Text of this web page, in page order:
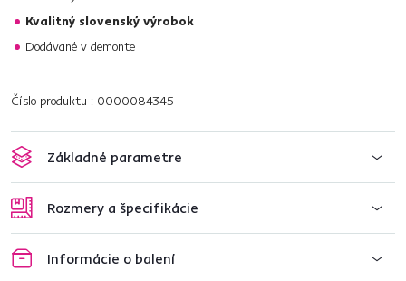
Kvalitný slovenský výrobok
Dodávané v demonte
Číslo produktu : 0000084345
Základné parametre
Rozmery a špecifikácie
Informácie o balení